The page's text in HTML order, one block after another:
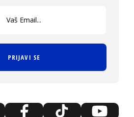
PRIJAVI SE